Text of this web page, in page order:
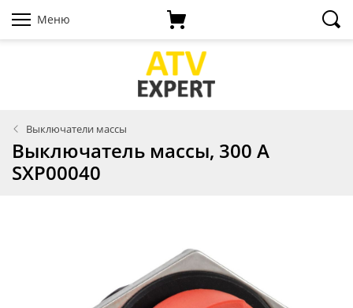
Меню
Выключатели массы
Выключатель массы, 300 А
SXP00040